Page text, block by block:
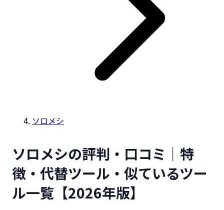
ソロメシ
ソロメシの評判・口コミ｜特
徴・代替ツール・似ているツー
ル一覧【2026年版】